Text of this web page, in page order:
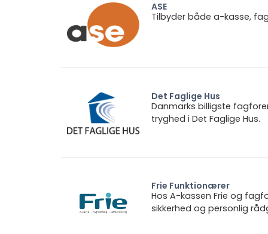
ASE
Tilbyder både a-kasse,
Det Faglige Hus
Danmarks billigste
tryghed i Det Faglige Hus.
Frie Funktionærer
Hos A-kassen Frie og
sikkerhed og personlig